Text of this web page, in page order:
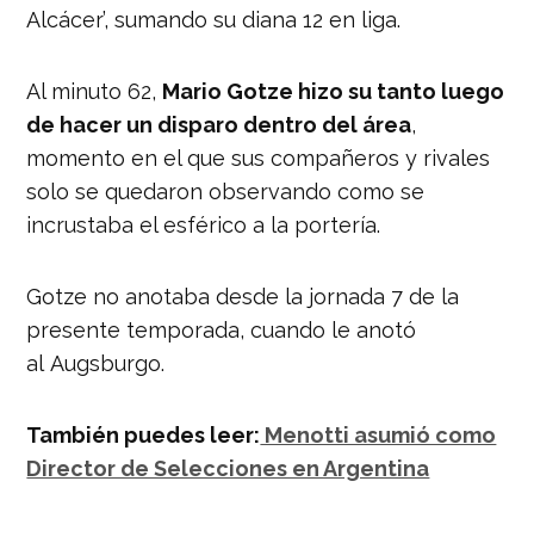
Alcácer’, sumando su diana 12 en liga.
Al minuto 62, Mario Gotze hizo su tanto luego
de hacer un disparo dentro del área,
momento en el que sus compañeros y rivales
solo se quedaron observando como se
incrustaba el esférico a la portería.
Gotze no anotaba desde la jornada 7 de la
presente temporada, cuando le anotó
al Augsburgo.
También puedes leer: Menotti asumió como
Director de Selecciones en Argentina